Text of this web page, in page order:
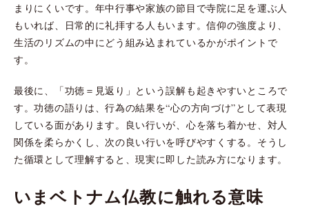
まりにくいです。年中行事や家族の節目で寺院に足を運ぶ人
もいれば、日常的に礼拝する人もいます。信仰の強度より、
生活のリズムの中にどう組み込まれているかがポイントで
す。
最後に、「功徳＝見返り」という誤解も起きやすいところで
す。功徳の語りは、行為の結果を“心の方向づけ”として表現
している面があります。良い行いが、心を落ち着かせ、対人
関係を柔らかくし、次の良い行いを呼びやすくする。そうし
た循環として理解すると、現実に即した読み方になります。
いまベトナム仏教に触れる意味